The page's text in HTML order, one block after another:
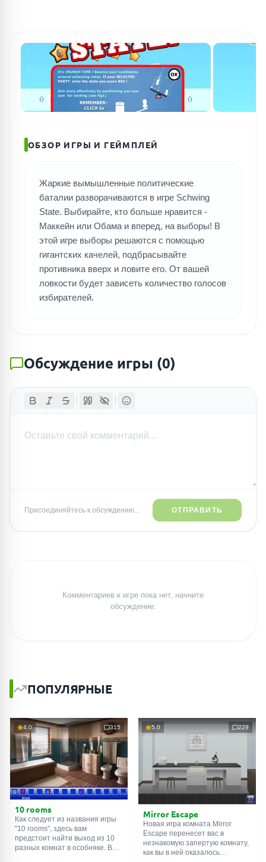
ОБЗОР ИГРЫ И ГЕЙМПЛЕЙ
Жаркие вымышленные политические
баталии разворачиваются в игре Schwing
State. Выбирайте, кто больше нравится -
Маккейн или Обама и вперед, на выборы! В
этой игре выборы решаются с помощью
гигантских качелей, подбрасывайте
противника вверх и ловите его. От вашей
ловкости будет зависеть количество голосов
избирателей.
Обсуждение игры (0)
Присоединяйтесь к обсуждению... ОТПРАВИТЬ
Комментариев к игре пока нет, начните
обсуждение.
ПОПУЛЯРНЫЕ
4.0 315
10 rooms
Как следует из названия игры
"10 rooms", здесь вам
предстоит найти выход из 10
разных комнат в особняке. В
5.0 229
Mirror Escape
Новая игра комната Mirror
Escape перенесет вас в
незнакомую запертую комнату,
как вы в ней оказалось